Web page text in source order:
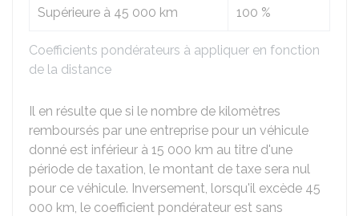
Coefficients pondérateurs à appliquer en fonction
de la distance
Supérieure à 45 000 km 100 %
Il en résulte que si le nombre de kilomètres
remboursés par une entreprise pour un véhicule
donné est inférieur à 15 000 km au titre d'une
période de taxation, le montant de taxe sera nul
pour ce véhicule. Inversement, lorsqu'il excède 45
000 km, le coefficient pondérateur est sans